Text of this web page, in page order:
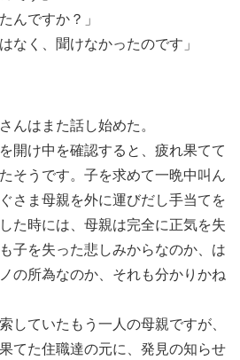
んですか？」
なく、聞けなかったのです」
んはまた話し始めた。
開け中を確認すると、疲れ果てて
そうです。子を求めて一晩中叫ん
さま母親を外に運びだし手当てを
た時には、母親は完全に正気を失
子を失った悲しみからなのか、は
の所為なのか、それも分かりかね
していたもう一人の母親ですが、
てた住職達の元に、発見の知らせ